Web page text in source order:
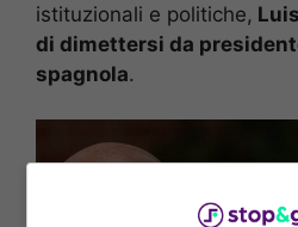
istituzionali e politiche,
di dimettersi da
spagnola.